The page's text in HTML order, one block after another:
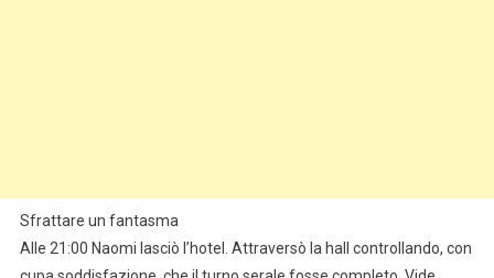
Sfrattare un fantasma
Alle 21:00 Naomi lasciò l’hotel. Attraversò la hall controllando, con